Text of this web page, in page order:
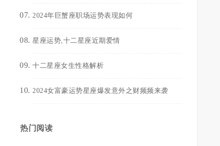
2024年巨蟹座职场运势表现如何
星座运势,十二星座近期爱情
十二星座女生性格解析
2024女富豪运势星座爆发意外之财频频来袭
热门阅读